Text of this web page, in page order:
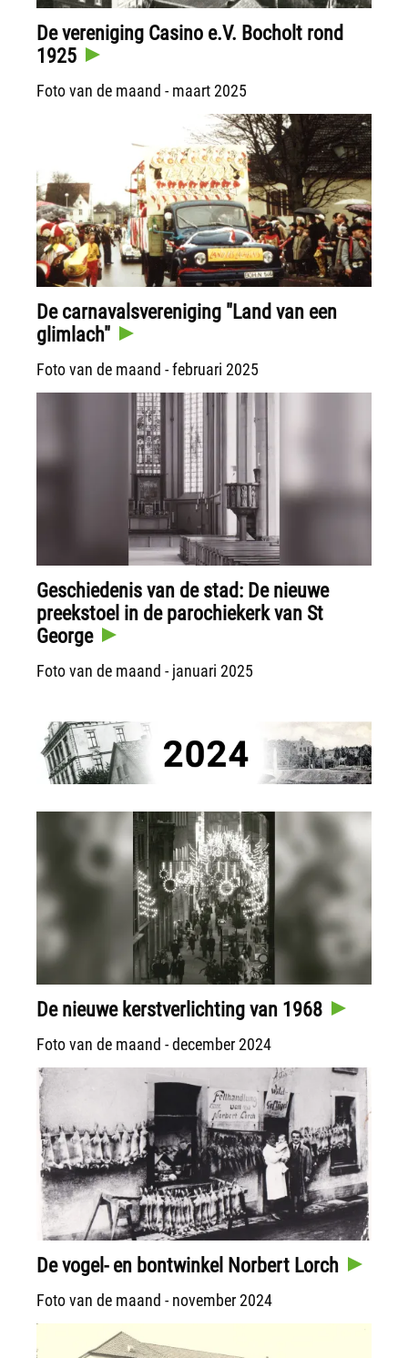
De vereniging Casino e.V. Bocholt rond
1925
Foto van de maand - maart 2025
De carnavalsvereniging "Land van een
glimlach"
Foto van de maand - februari 2025
Geschiedenis van de stad: De nieuwe
preekstoel in de parochiekerk van St
George
Foto van de maand - januari 2025
De nieuwe kerstverlichting van 1968
Foto van de maand - december 2024
De vogel- en bontwinkel Norbert Lorch
Foto van de maand - november 2024